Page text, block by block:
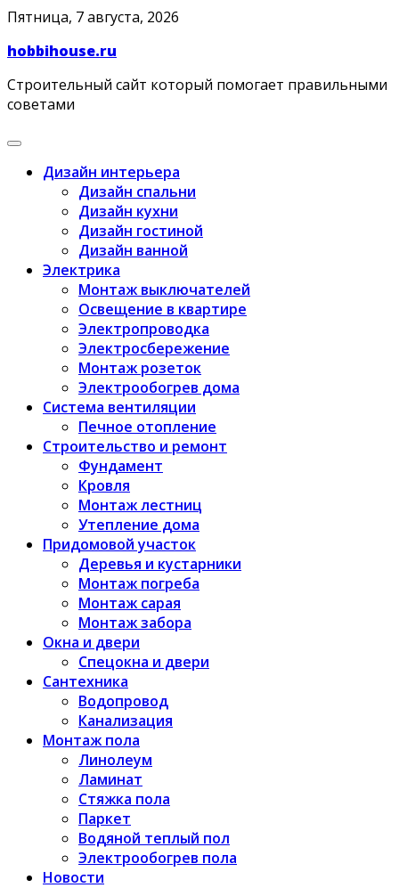
Skip
content
Пятница, 7 августа, 2026
hobbihouse.ru
Строительный сайт который помогает правильными
советами
Дизайн интерьера
Дизайн спальни
Дизайн кухни
Дизайн гостиной
Дизайн ванной
Электрика
Монтаж выключателей
Освещение в квартире
Электропроводка
Электросбережение
Монтаж розеток
Электрообогрев дома
Система вентиляции
Печное отопление
Строительство и ремонт
Фундамент
Кровля
Монтаж лестниц
Утепление дома
Придомовой участок
Деревья и кустарники
Монтаж погреба
Монтаж сарая
Монтаж забора
Окна и двери
Спецокна и двери
Сантехника
Водопровод
Канализация
Монтаж пола
Линолеум
Ламинат
Стяжка пола
Паркет
Водяной теплый пол
Электрообогрев пола
Новости